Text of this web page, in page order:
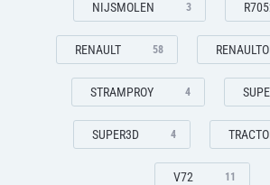
NIJSMOLEN 3
RENAULT 58
STRAMPROY 4
SUPER3D 4
V72 11